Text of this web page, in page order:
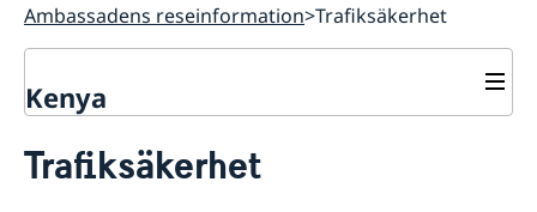
Ambassadens reseinformation Trafiksäkerhet
Kenya
Hjälp till svenskar i Kenya
Trafiksäkerhet